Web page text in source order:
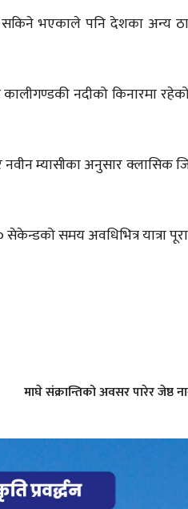
सकिने भएकाले पनि देशका अन्य
नदीको किनारमा
नवीन म्यासीका अनुसार क्लासिक
समय अवधिभित्र यात्रा
माघे संक्रान्तिको अवसर पारेर जेष्ठ